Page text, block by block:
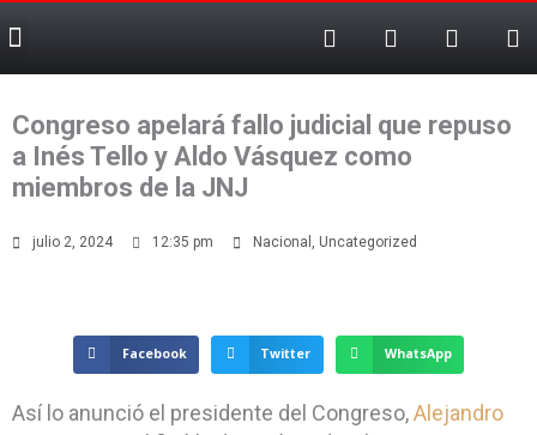
al
contenido
Menu F
a
e
b
o
o
T
e
e
r
a
T
i
t
k
X
-
w
Congreso apelará fallo judicial que repuso
a Inés Tello y Aldo Vásquez como
miembros de la JNJ
julio 2, 2024 12:35 pm Nacional , Uncategorized
Facebook Twitter WhatsApp
Así lo anunció el presidente del Congreso,Alejandro